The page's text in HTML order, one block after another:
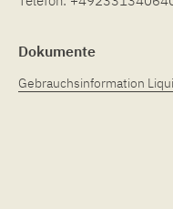
Dokumente
Gebrauchsinformation